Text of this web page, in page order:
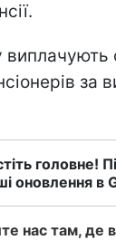
за
головне!
оновлення в
нас там, де